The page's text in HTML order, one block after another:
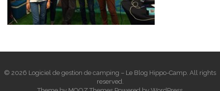
© 2026 Logiciel de gestion de camping – Le Blog Hippo-Camp. All rights
reserved.